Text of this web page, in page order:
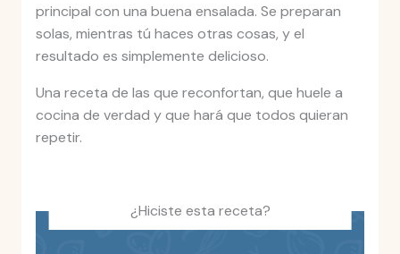
principal con una buena ensalada. Se preparan
solas, mientras tú haces otras cosas, y el
resultado es simplemente delicioso.
Una receta de las que reconfortan, que huele a
cocina de verdad y que hará que todos quieran
repetir.
¿Hiciste esta receta?